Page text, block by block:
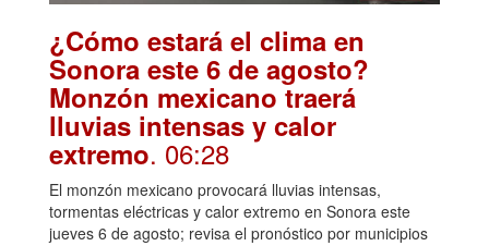
¿Cómo estará el clima en
Sonora este 6 de agosto?
Monzón mexicano traerá
lluvias intensas y calor
extremo. 06:28
El monzón mexicano provocará lluvias intensas,
tormentas eléctricas y calor extremo en Sonora este
jueves 6 de agosto; revisa el pronóstico por municipios